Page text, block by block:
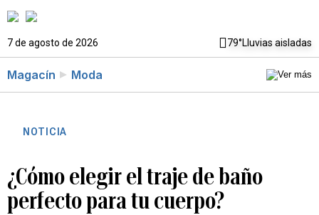
7 de agosto de 2026 79°Lluvias aisladas
Magacín Moda
NOTICIA
¿Cómo elegir el traje de baño
perfecto para tu cuerpo?